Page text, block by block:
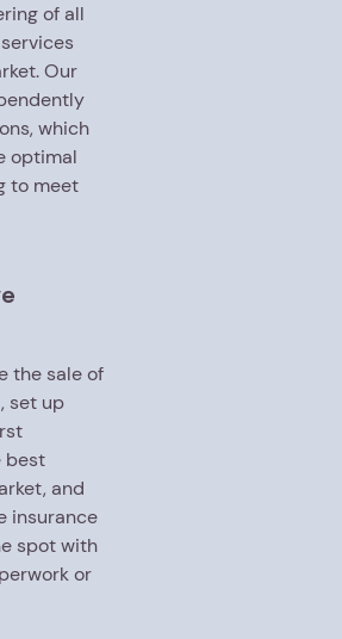
of all
Our
which
optimal
to meet
the sale of
set up
best
and
insurance
spot with
or